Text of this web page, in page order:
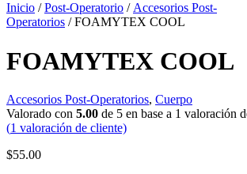
Inicio /Post-Operatorio / Accesorios Post-
Operatorios / FOAMYTEX COOL
FOAMYTEX COOL
Accesorios Post-Operatorios, Cuerpo
Valorado con 5.00 de 5 en base a 1 valoración
(1 valoración de cliente)
$55.00